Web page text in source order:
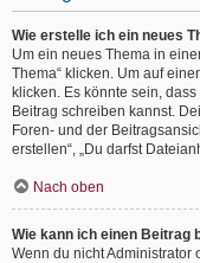
Wie erstelle ich ein neues
Um ein neues Thema in
Thema“ klicken. Um auf
klicken. Es könnte sein,
Beitrag schreiben kannst.
Foren- und der
erstellen“, „Du darfst
Nach oben
Wie kann ich einen Beitrag
Wenn du nicht Administrator